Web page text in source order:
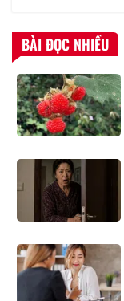
BÀI ĐỌC NHIỀU